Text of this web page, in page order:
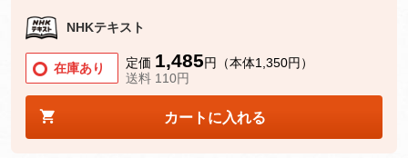
NHKテキスト
在庫あり 定価 1,485円（本体1,350円）
送料 110円
カートに入れる